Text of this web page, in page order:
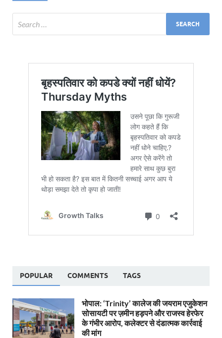
POPULAR COMMENTS TAGS
भोपाल: ‘Trinity’ कालेज की जयराम एजुकेशन
सोसायटी पर ज़मीन हड़पने और राजस्व हेरफेर
के गंभीर आरोप, कलेक्टर से दंडात्मक कार्रवाई
की मांग